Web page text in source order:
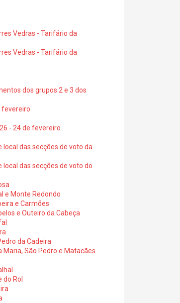
Vedras - Tarifário da
Vedras - Tarifário da
dos grupos 2 e 3 dos
fevereiro
- 24 de fevereiro
das secções de voto da
das secções de voto do
e Monte Redondo
e Carmões
e Outeiro da Cabeça
da Cadeira
Maria, São Pedro e Matacães
Rol